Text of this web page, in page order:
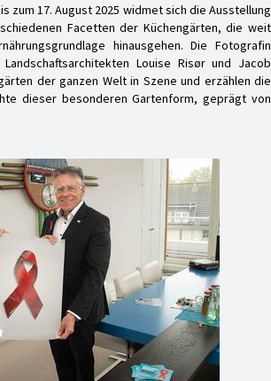
zum 17. August 2025 widmet sich die Ausstellung
Facetten der Küchengärten, die weit
hinausgehen. Die Fotografin
Louise Risør und Jacob
der ganzen Welt in Szene und erzählen die
dieser besonderen Gartenform, geprägt von